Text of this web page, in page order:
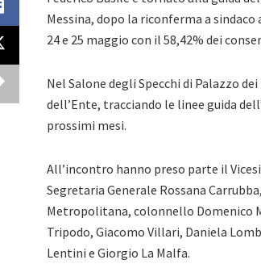
Messina, dopo la riconferma a
24 e 25 maggio con il 58,42% dei
Nel Salone degli Specchi di Palazzo
dell’Ente, tracciando le linee guida
prossimi mesi.
All’incontro hanno preso parte il
Segretaria Generale Rossana
Metropolitana, colonnello Domenico
Tripodo, Giacomo Villari, Daniela
Lentini e Giorgio La Malfa.